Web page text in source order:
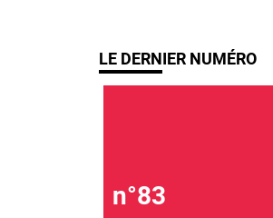
LE DERNIER NUMÉRO
n°83